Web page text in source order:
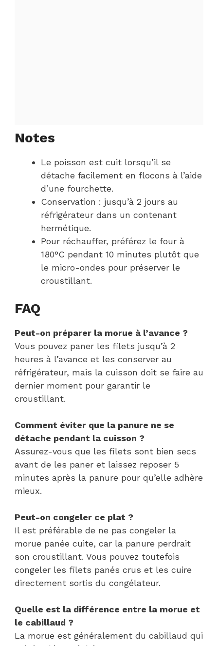
Notes
Le poisson est cuit lorsqu’il se
détache facilement en flocons à l’aide
d’une fourchette.
Conservation : jusqu’à 2 jours au
réfrigérateur dans un contenant
hermétique.
Pour réchauffer, préférez le four à
180°C pendant 10 minutes plutôt que
le micro-ondes pour préserver le
croustillant.
FAQ
Peut-on préparer la morue à l’avance ?
Vous pouvez paner les filets jusqu’à 2
heures à l’avance et les conserver au
réfrigérateur, mais la cuisson doit se faire au
dernier moment pour garantir le
croustillant.
Comment éviter que la panure ne se
détache pendant la cuisson ?
Assurez-vous que les filets sont bien secs
avant de les paner et laissez reposer 5
minutes après la panure pour qu’elle adhère
mieux.
Peut-on congeler ce plat ?
Il est préférable de ne pas congeler la
morue panée cuite, car la panure perdrait
son croustillant. Vous pouvez toutefois
congeler les filets panés crus et les cuire
directement sortis du congélateur.
Quelle est la différence entre la morue et
le cabillaud ?
La morue est généralement du cabillaud qui